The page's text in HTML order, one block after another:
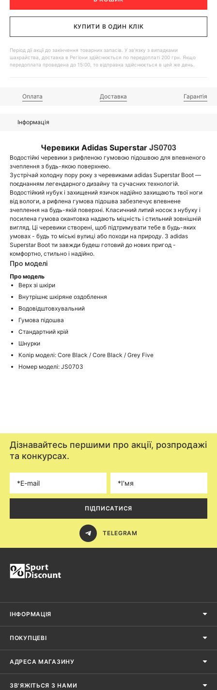
КУПИТИ В ОДИН КЛІК
Період дії акції до закінчення товарних запасів. У зв'язку з випадками
шахрайства, доставка в Регіони здійснюється по передоплаті 200 грн. Якщо
передоплата проведена до 15:00, то відправка здійснюється в цей же день.
Оплата Доставка Гарантія
Інформація
Черевики Adidas Superstar JS0703
Водостійкі черевики з рифленою гумовою підошвою для впевненого
зчеплення з будь-якою поверхнею.
Зустрічай холодну пору року з черевиками adidas Superstar Boot —
поєднанням легендарного дизайну та сучасних технологій.
Водостійкий нубук і захищений язичок надійно захищають твої ноги
від вологи, а рифлена гумова підошва забезпечує впевнене
зчеплення на будь-якій поверхні. Класичний литий носок з нубуку і
посилена гумова окантовка надають міцність і стильний зовнішній
вигляд. Ці черевики створені, щоб підтримувати тебе в будь-яких
умовах - будь то міські вулиці або походи на природу. З adidas
Superstar Boot ти завжди будеш готовий до нових пригод -
комфортно, стильно і надійно.
Про моделі
Про модель
Верх зі шкіри
Внутрішнє шкіряне оздоблення
Водовідштовхувальний
Гумова підошва
Стандартний крій
Шнурки
Колір моделі: Core Black / Core Black / Grey Five
Номер моделі: JS0703
Дізнавайтесь першими про акції, розпродажі
та конкурсах.
ПІДПИСАТИСЯ
TELEGRAM
ІНФОРМАЦІЯ
ПОКУПЦЕВІ
АДРЕСА МАГАЗИНУ
ЗВ'ЯЖІТЬСЯ З НАМИ